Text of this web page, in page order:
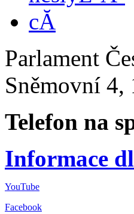
Parlament
Sněmovní 4,
Telefon na
Informace
YouTube
Facebook